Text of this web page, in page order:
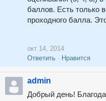
баллов. Есть только
проходного балла.
окт 14, 2014
Ответить
Нравится
admin
Добрый день!